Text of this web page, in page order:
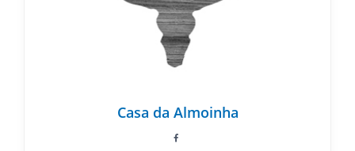
Casa da Almoinha